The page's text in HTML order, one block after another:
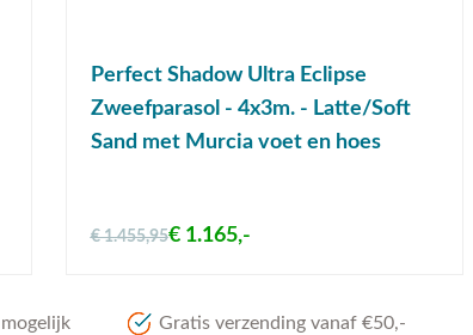
Perfect Shadow Ultra Eclipse
Zweefparasol - 4x3m. - Latte/Soft
Sand met Murcia voet en hoes
€ 1.455,95€ 1.165,-
Gratis verzending vanaf €50,-